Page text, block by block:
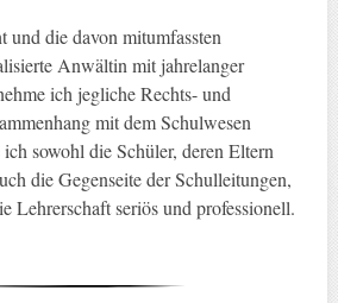
und die davon mitumfassten
Anwältin mit jahrelanger
ich jegliche Rechts- und
mit dem Schulwesen
sowohl die Schüler, deren Eltern
die Gegenseite der Schulleitungen,
Lehrerschaft seriös und professionell.